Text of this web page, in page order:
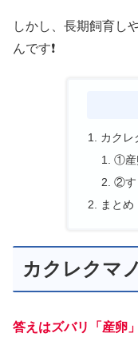
しかし、長期飼育し
んです❗
カクレ
①産
②す
まとめ
カクレクマ
答えはズバリ「産卵